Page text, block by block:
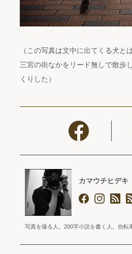
（この写真は文中に出てくる犬と
三宮の街なかをリード無しで散歩
くりした）
カマウチヒデキ
写真を撮る人。200字小説を書く人。自転